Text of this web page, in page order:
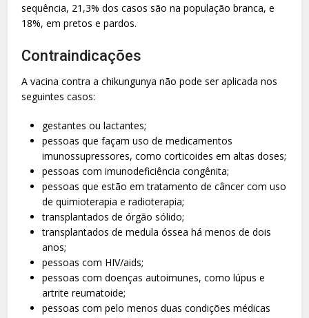
sequência, 21,3% dos casos são na população branca, e
18%, em pretos e pardos.
Contraindicações
A vacina contra a chikungunya não pode ser aplicada nos
seguintes casos:
gestantes ou lactantes;
pessoas que façam uso de medicamentos
imunossupressores, como corticoides em altas doses;
pessoas com imunodeficiência congênita;
pessoas que estão em tratamento de câncer com uso
de quimioterapia e radioterapia;
transplantados de órgão sólido;
transplantados de medula óssea há menos de dois
anos;
pessoas com HIV/aids;
pessoas com doenças autoimunes, como lúpus e
artrite reumatoide;
pessoas com pelo menos duas condições médicas